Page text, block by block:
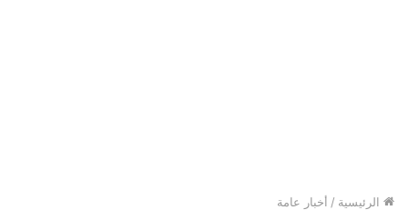
الرئيسية / أخبار عامة